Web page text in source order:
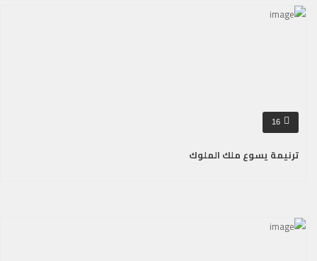
16
ترنيمة يسوع ملك الملوك